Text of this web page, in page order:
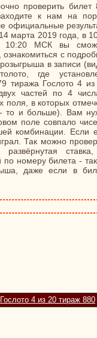
проверить билет
к нам на
официальные
марта 2019 года, в
10:20 МСК вы
с
в записи
где
тиража Гослото 4
частей по 4
поля, в которых
- то и больше). Вам
поле совпало
комбинации. Если
Так можно
по номеру билета -
даже если в
Гослото 4 из 20 тираж 880